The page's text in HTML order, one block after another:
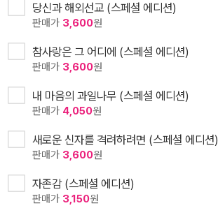
당신과 해외선교 (스페셜 에디션)
판매가 3,600원
참사랑은 그 어디에 (스페셜 에디션)
판매가 3,600원
내 마음의 과일나무 (스페셜 에디션)
판매가 4,050원
새로운 신자를 격려하려면 (스페셜 에디션)
판매가 3,600원
자존감 (스페셜 에디션)
판매가 3,150원